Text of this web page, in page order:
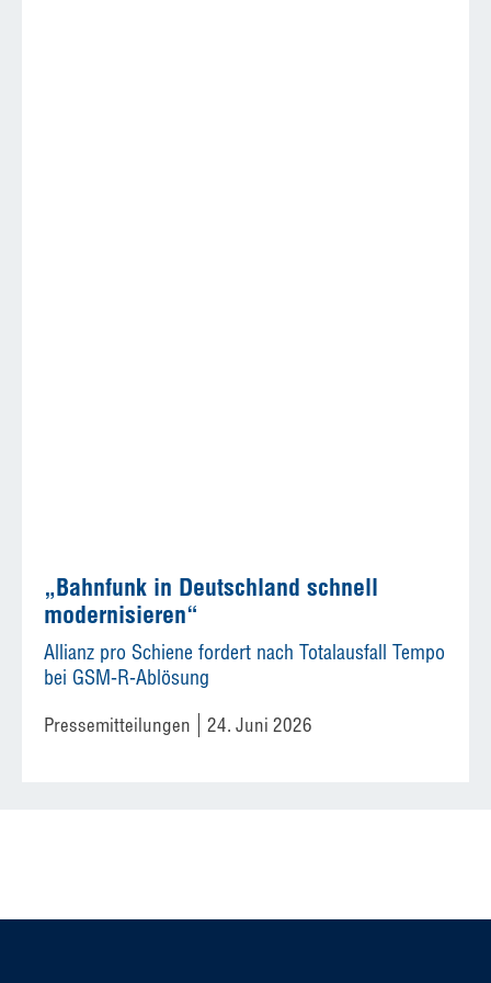
„Bahnfunk in Deutschland schnell
modernisieren“
Allianz pro Schiene fordert nach Totalausfall Tempo
bei GSM-R-Ablösung
Pressemitteilungen 24. Juni 2026